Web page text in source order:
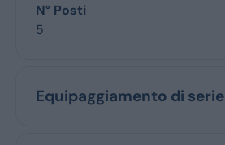
N° Posti
5
Equipaggiamento di serie